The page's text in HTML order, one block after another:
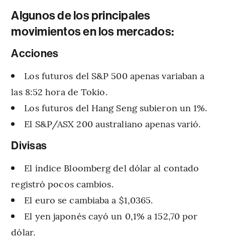
Algunos de los principales
movimientos en los mercados:
Acciones
Los futuros del S&P 500 apenas variaban a
las 8:52 hora de Tokio.
Los futuros del Hang Seng subieron un 1%.
El S&P/ASX 200 australiano apenas varió.
Divisas
El índice Bloomberg del dólar al contado
registró pocos cambios.
El euro se cambiaba a $1,0365.
El yen japonés cayó un 0,1% a 152,70 por
dólar.